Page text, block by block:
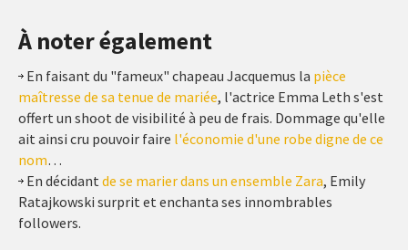
À noter également
En faisant du "fameux" chapeau Jacquemus la pièce
maîtresse de sa tenue de mariée, l'actrice Emma Leth s'est
offert un shoot de visibilité à peu de frais. Dommage qu'elle
ait ainsi cru pouvoir faire l'économie d'une robe digne de ce
nom…
En décidant de se marier dans un ensemble Zara, Emily
Ratajkowski surprit et enchanta ses innombrables
followers.